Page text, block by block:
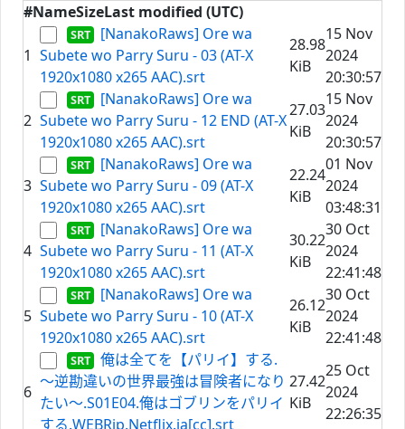
#NameSizeLast modified (UTC)
1
[NanakoRaws] Ore wa
Subete wo Parry Suru - 03 (AT-X
1920x1080 x265 AAC).srt
28.98
KiB
15 Nov
2024
20:30:57
2
[NanakoRaws] Ore wa
Subete wo Parry Suru - 12 END (AT-X
1920x1080 x265 AAC).srt
27.03
KiB
15 Nov
2024
20:30:57
3
[NanakoRaws] Ore wa
Subete wo Parry Suru - 09 (AT-X
1920x1080 x265 AAC).srt
22.24
KiB
01 Nov
2024
03:48:31
4
[NanakoRaws] Ore wa
Subete wo Parry Suru - 11 (AT-X
1920x1080 x265 AAC).srt
30.22
KiB
30 Oct
2024
22:41:48
5
[NanakoRaws] Ore wa
Subete wo Parry Suru - 10 (AT-X
1920x1080 x265 AAC).srt
26.12
KiB
30 Oct
2024
22:41:48
6
俺は全てを【パリイ】する.
～逆勘違いの世界最強は冒険者になり
たい～.S01E04.俺はゴブリンをパリイ
する.WEBRip.Netflix.ja[cc].srt
27.42
KiB
25 Oct
2024
22:26:35